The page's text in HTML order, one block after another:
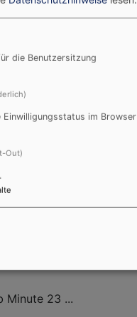
Minute 23 ...
die Benutzersitzung
im Browser
Out)